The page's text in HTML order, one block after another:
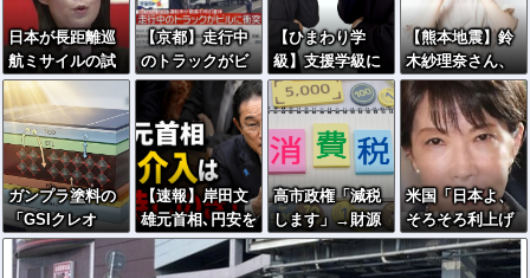
日本が長距離巡
航ミサイルの試
験発射に成功！
北朝鮮が激怒
「日本が戦争国
家になろうとし
ている」「絶対
に傍観しない、
必ず後悔させ
る」
【京都】走行中
のトラックがビ
ルに衝突…運転
手の男性が意識
不明の重体 宇
治市
【ひまわり学
級】支援学級に
名前は必要なの
か
【熊本地震】鈴
木紗理奈さん、
『爆弾発言』キ
タァアアアアー
ーーーーー！！
ガンプラ塗料の
「GSIクレオ
ス」が挑む次世
代太陽電池…ペ
【速報】岸田文
雄元首相､円安を
阻止するために
日米の通貨当局
高市政権「減税
します」→財源
「これから考え
ます」
米国「日本よ、
そろそろ利上げ
しろ」高市政権
の経済政策に圧